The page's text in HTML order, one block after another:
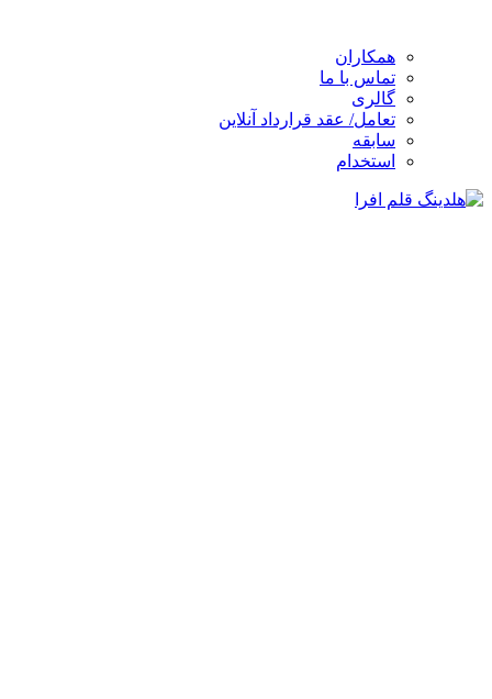
همکاران
تماس با ما
گالری
تعامل/ عقد قرارداد آنلاین
سابقه
استخدام